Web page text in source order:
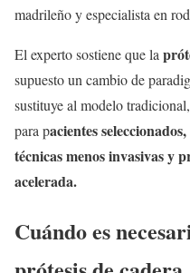
madrileño y especialista en
El experto sostiene que la
supuesto un cambio de
sustituye al modelo
para pacientes
técnicas menos invasivas y
acelerada.
Cuándo es